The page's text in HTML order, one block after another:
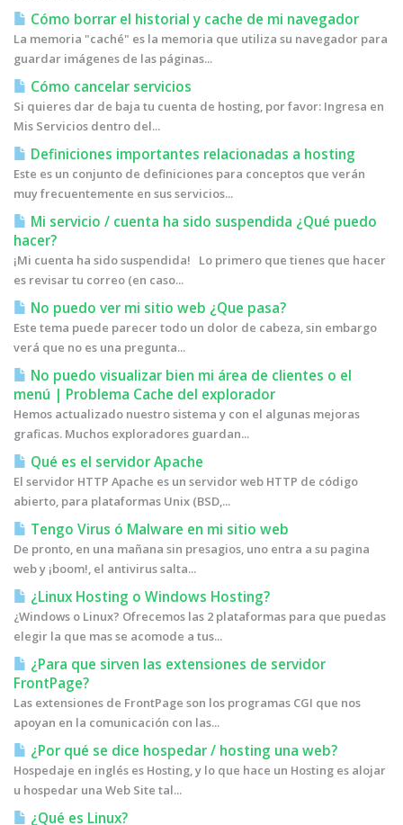
Cómo borrar el historial y cache de mi navegador
La memoria "caché" es la memoria que utiliza su navegador para
guardar imágenes de las páginas...
Cómo cancelar servicios
Si quieres dar de baja tu cuenta de hosting, por favor: Ingresa en
Mis Servicios dentro del...
Definiciones importantes relacionadas a hosting
Este es un conjunto de definiciones para conceptos que verán
muy frecuentemente en sus servicios...
Mi servicio / cuenta ha sido suspendida ¿Qué puedo
hacer?
¡Mi cuenta ha sido suspendida! Lo primero que tienes que hacer
es revisar tu correo (en caso...
No puedo ver mi sitio web ¿Que pasa?
Este tema puede parecer todo un dolor de cabeza, sin embargo
verá que no es una pregunta...
No puedo visualizar bien mi área de clientes o el
menú | Problema Cache del explorador
Hemos actualizado nuestro sistema y con el algunas mejoras
graficas. Muchos exploradores guardan...
Qué es el servidor Apache
El servidor HTTP Apache es un servidor web HTTP de código
abierto, para plataformas Unix (BSD,...
Tengo Virus ó Malware en mi sitio web
De pronto, en una mañana sin presagios, uno entra a su pagina
web y ¡boom!, el antivirus salta...
¿Linux Hosting o Windows Hosting?
¿Windows o Linux? Ofrecemos las 2 plataformas para que puedas
elegir la que mas se acomode a tus...
¿Para que sirven las extensiones de servidor
FrontPage?
Las extensiones de FrontPage son los programas CGI que nos
apoyan en la comunicación con las...
¿Por qué se dice hospedar / hosting una web?
Hospedaje en inglés es Hosting, y lo que hace un Hosting es alojar
u hospedar una Web Site tal...
¿Qué es Linux?